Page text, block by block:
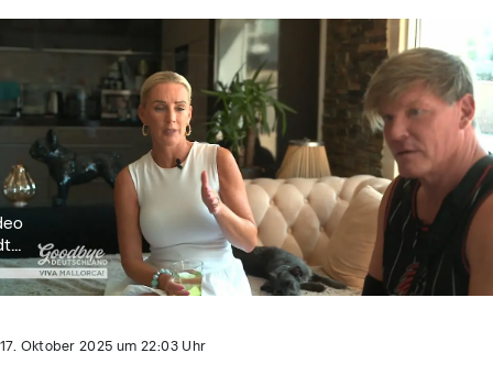
17. Oktober 2025 um 22:03 Uhr